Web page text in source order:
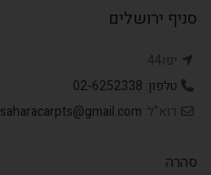
סניף ירושלים
יפו44
טלפון: 02-6252338
דוא"ל: saharacarpts@gmail.com
סהרה